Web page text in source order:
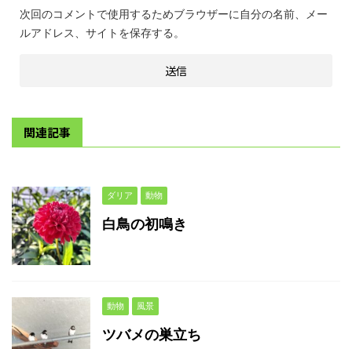
次回のコメントで使用するためブラウザーに自分の名前、メー
ルアドレス、サイトを保存する。
関連記事
ダリア 動物
白鳥の初鳴き
動物 風景
ツバメの巣立ち